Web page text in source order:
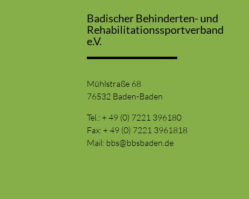
Badischer Behinderten- und
Rehabilitationssportverband
e.V.
Mühlstraße 68
76532 Baden-Baden
Tel.: + 49 (0) 7221 396180
Fax: + 49 (0) 7221 3961818
Mail: bbs@bbsbaden.de